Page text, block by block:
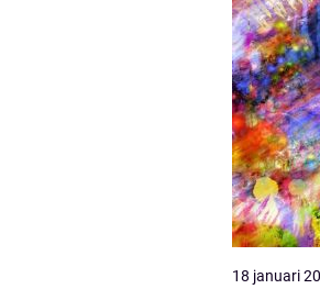
18 januari